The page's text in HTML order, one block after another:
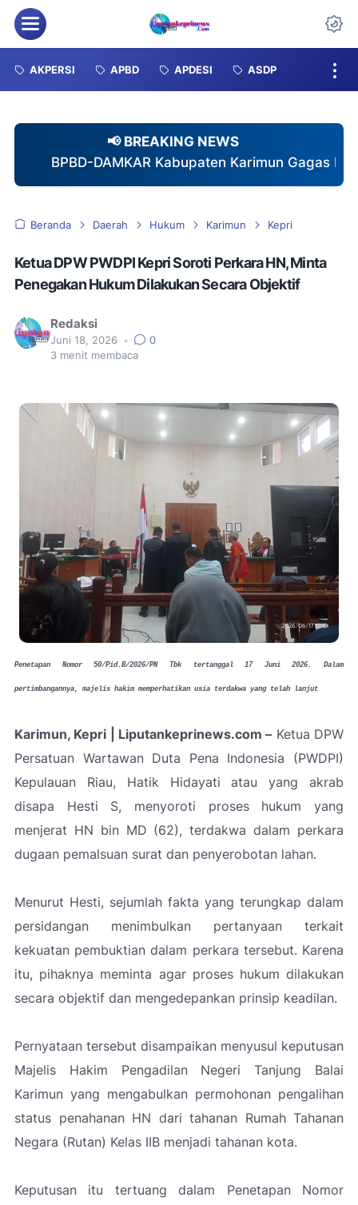
Menu
AKPERSI APBD APDESI ASDP
📢 BREAKING NEWS
Kabupaten Karimun Gagas Pembentukan
Beranda Daerah Hukum Karimun Kepri
Ketua DPW PWDPI Kepri Soroti Perkara HN, Minta
Penegakan Hukum Dilakukan Secara Objektif
Redaksi
Juni 18, 2026 •
0
3 menit membaca
Penetapan Nomor 50/Pid.B/2026/PN Tbk tertanggal 17 Juni 2026. Dalam
pertimbangannya, majelis hakim memperhatikan usia terdakwa yang telah lanjut
Karimun, Kepri | Liputankeprinews.com – Ketua DPW
Persatuan Wartawan Duta Pena Indonesia (PWDPI)
Kepulauan Riau, Hatik Hidayati atau yang akrab
disapa Hesti S, menyoroti proses hukum yang
menjerat HN bin MD (62), terdakwa dalam perkara
dugaan pemalsuan surat dan penyerobotan lahan.
Menurut Hesti, sejumlah fakta yang terungkap dalam
persidangan menimbulkan pertanyaan terkait
kekuatan pembuktian dalam perkara tersebut. Karena
itu, pihaknya meminta agar proses hukum dilakukan
secara objektif dan mengedepankan prinsip keadilan.
Pernyataan tersebut disampaikan menyusul keputusan
Majelis Hakim Pengadilan Negeri Tanjung Balai
Karimun yang mengabulkan permohonan pengalihan
status penahanan HN dari tahanan Rumah Tahanan
Negara (Rutan) Kelas IIB menjadi tahanan kota.
Keputusan itu tertuang dalam Penetapan Nomor